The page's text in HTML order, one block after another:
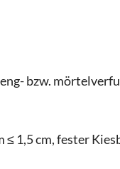
bzw.
1,5 cm, fester